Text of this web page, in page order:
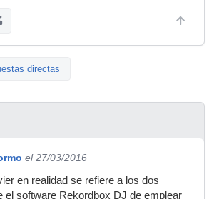
directas
el 27/03/2016
en realidad se refiere a los dos
el software Rekordbox DJ de emplear